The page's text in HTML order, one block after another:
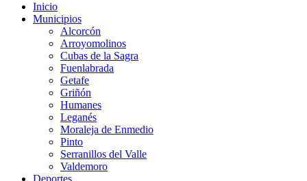
Inicio
Municipios
Alcorcón
Arroyomolinos
Cubas de la Sagra
Fuenlabrada
Getafe
Griñón
Humanes
Leganés
Moraleja de Enmedio
Pinto
Serranillos del Valle
Valdemoro
Deportes